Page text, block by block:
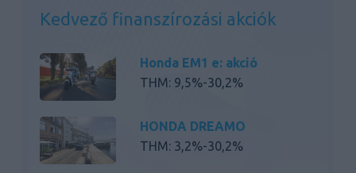
Kedvező finanszírozási akciók
Honda EM1 e: akció
THM: 9,5%-30,2%
HONDA DREAMO
THM: 3,2%-30,2%